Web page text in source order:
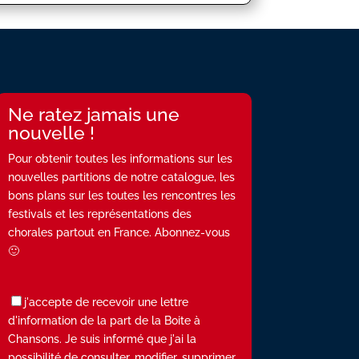
Ne ratez jamais une
nouvelle !
Pour obtenir toutes les informations sur les
nouvelles partitions de notre catalogue, les
bons plans sur les toutes les rencontres les
festivals et les représentations des
chorales partout en France. Abonnez-vous
🙂
j'accepte de recevoir une lettre
d'information de la part de la Boite à
Chansons. Je suis informé que j'ai la